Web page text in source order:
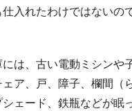
入れたわけではないの
は、古い電動ミシンや
ア、戸、障子、欄間（
ェード、鉄瓶などが眠